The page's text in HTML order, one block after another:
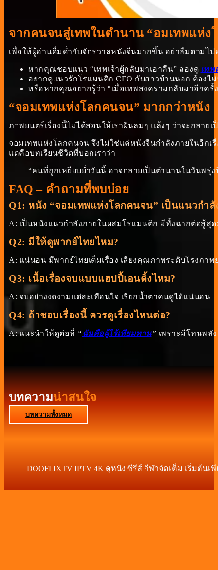
จากคนจนสู่เทพในตำนาน “อมเทพแห่
เพื่อให้ผู้อ่านดื่มด่ำกับจักรวาลหนังจีนมากขึ้น อย่าลืมตามไป
หากคุณชอบแนว “เทพเจ้าผู้กลับมาเอาคืน” ลองดู เทพ
อยากดูแนวรักโรแมนติก CEO กับสาวบ้านนอก ต้องไ
หรือหากคุณอยากรู้ว่า “เมื่อเทพสงครามกลับมาอีกครั้
“จอมเทพแห่งโลกคนจน” มากกว่าหนัง
ภาพยนตร์เรื่องนี้ไม่ได้สอนให้เราฝันลมๆ แล้งๆ ว่าจะกลา
จอมเทพแห่งโลกคนจน จึงไม่ใช่แค่หนังจีนกำลังภายในอีกเ
แต่คือบทเรียนชีวิตที่บอกเราว่า
“คนที่ถูกเหยียบย่ำวันนี้ อาจกลายเป็นตำนานในวันพรุ่ง
FAQ – คำถามที่พบบ่อย
Q1: หนัง “จอมเทพแห่งโลกคนจน” เป็นแนวกํา
A: เป็นหนังแนวกําลังภายในผสมโรแมนติก มีทั้งฉากต่อสู้สุ
Q2: มีให้ดูพากย์ไทยไหม?
A: แน่นอน มีพากย์ไทยเต็มเรื่อง เสียงคุณภาพระดับโรงภาพ
Q3: เนื้อเรื่องจบแบบแฮปปี้เอนดิ้งไหม?
A: จบอย่างงดงามแต่สะเทือนใจ เรียกน้ำตาคนดูได้แน่นอน
Q4: ถ้าชอบเรื่องนี้ ควรดูเรื่องไหนต่อ?
A: แนะนำให้ดูต่อที่ “ ฉันคือผู้ไร้เทียมทาน” เพราะมีโทนพลั
บทความน่าสนใจ
บทความทั้งหมด
DOOFLIXTV IPTV 4K ดูหนัง ซีรีส์ กีฬาจัดเต็ม เริ่มต้นเ